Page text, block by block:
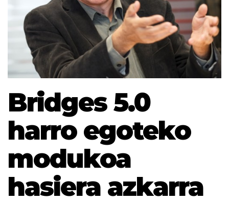
Bridges 5.0
harro egoteko
modukoa
hasiera azkarra